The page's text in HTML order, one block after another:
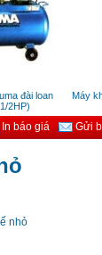
đài loan
Máy
báo giá Gửi
nhỏ